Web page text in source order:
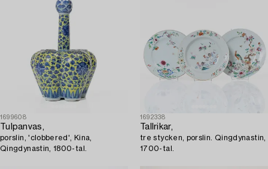
1699608
Tulpanvas,
porslin, 'clobbered', Kina,
Qingdynastin, 1800-tal.
1692338
Tallrikar,
tre stycken, porslin. Qingdynastin,
1700-tal.